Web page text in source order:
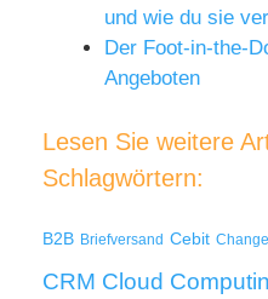
und wie du sie
Der Foot-in-the-
Angeboten
Lesen Sie weitere
Schlagwörtern:
B2B Briefversand Cebit
CRM Cloud